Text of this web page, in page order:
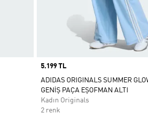
Price
5.199 TL
ADIDAS ORIGINALS SUMMER
GENİŞ PAÇA EŞOFMAN ALTI
Kadın Originals
2 renk